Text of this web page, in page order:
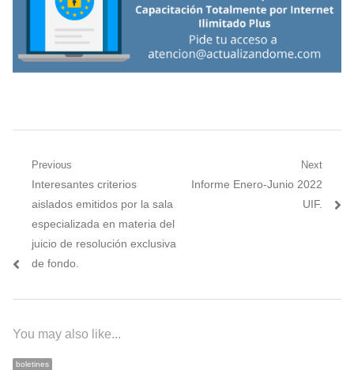
Navegación
entradas
Previous
Previous
post:
Interesantes criterios
aislados emitidos por la sala
especializada en materia del
juicio de resolución exclusiva
de fondo.
Next
Next
Informe Enero-Junio 2022
UIF.
You may also like...
boletines